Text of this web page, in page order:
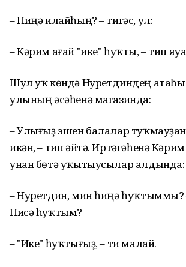
– Ниңә илайһың? – тигәс, ул:
– Кәрим ағай "ике" һуҡты, – тип
Шул уҡ көндә Нуретдиндең
улының әсәһенә магазинда:
– Улығыҙ эшен балалар
икән, – тип әйтә. Иртәгәһенә
унан бөтә уҡытыусылар алдында:
– Нуретдин, мин һиңә һуҡтыммы?
Нисә һуҡтым?
– "Ике" һуҡтығыҙ, – ти малай.